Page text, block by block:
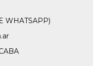
WHATSAPP)